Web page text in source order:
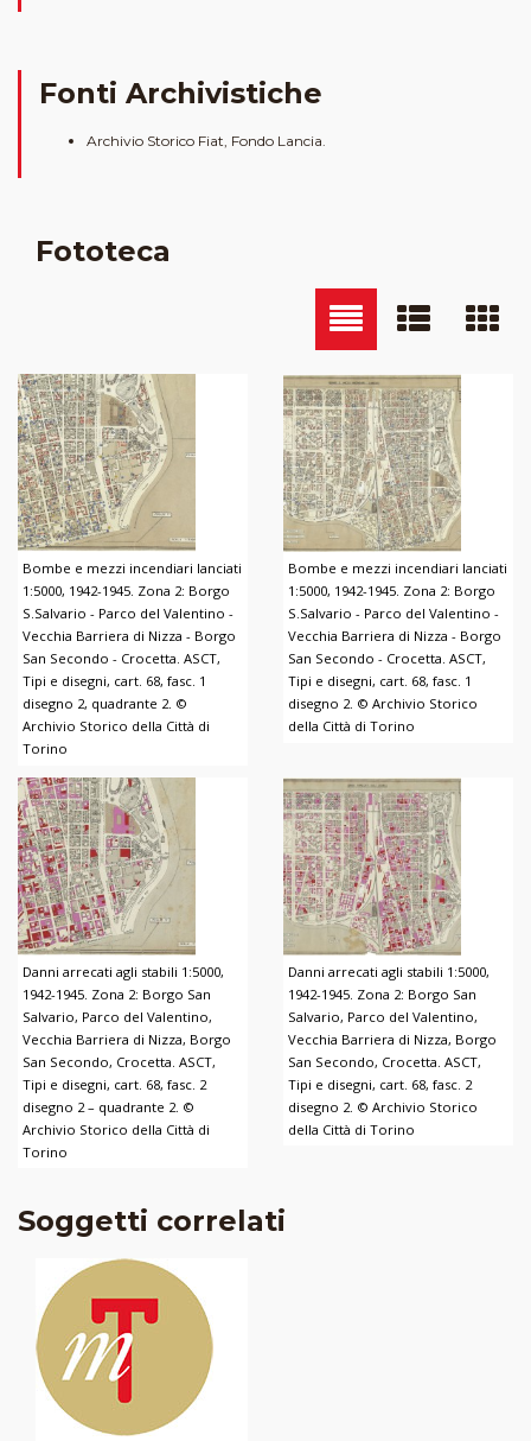
Fonti Archivistiche
Archivio Storico Fiat, Fondo Lancia.
Fototeca
Bombe e mezzi incendiari lanciati
1:5000, 1942-1945. Zona 2: Borgo
S.Salvario - Parco del Valentino -
Vecchia Barriera di Nizza - Borgo
San Secondo - Crocetta. ASCT,
Tipi e disegni, cart. 68, fasc. 1
disegno 2, quadrante 2. ©
Archivio Storico della Città di
Torino
Bombe e mezzi incendiari lanciati
1:5000, 1942-1945. Zona 2: Borgo
S.Salvario - Parco del Valentino -
Vecchia Barriera di Nizza - Borgo
San Secondo - Crocetta. ASCT,
Tipi e disegni, cart. 68, fasc. 1
disegno 2. © Archivio Storico
della Città di Torino
Danni arrecati agli stabili 1:5000,
1942-1945. Zona 2: Borgo San
Salvario, Parco del Valentino,
Vecchia Barriera di Nizza, Borgo
San Secondo, Crocetta. ASCT,
Tipi e disegni, cart. 68, fasc. 2
disegno 2 – quadrante 2. ©
Archivio Storico della Città di
Torino
Danni arrecati agli stabili 1:5000,
1942-1945. Zona 2: Borgo San
Salvario, Parco del Valentino,
Vecchia Barriera di Nizza, Borgo
San Secondo, Crocetta. ASCT,
Tipi e disegni, cart. 68, fasc. 2
disegno 2. © Archivio Storico
della Città di Torino
Soggetti correlati